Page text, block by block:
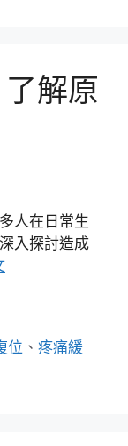
解原
人在日常生
入探討造成
位 、疼痛緩